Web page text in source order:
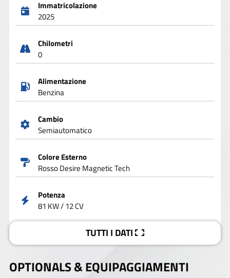
Immatricolazione
2025
Chilometri
0
Alimentazione
Benzina
Cambio
Semiautomatico
Colore Esterno
Rosso Desire Magnetic Tech
Potenza
81 KW / 12 CV
TUTTI I DATI
OPTIONALS &EQUIPAGGIAMENTI